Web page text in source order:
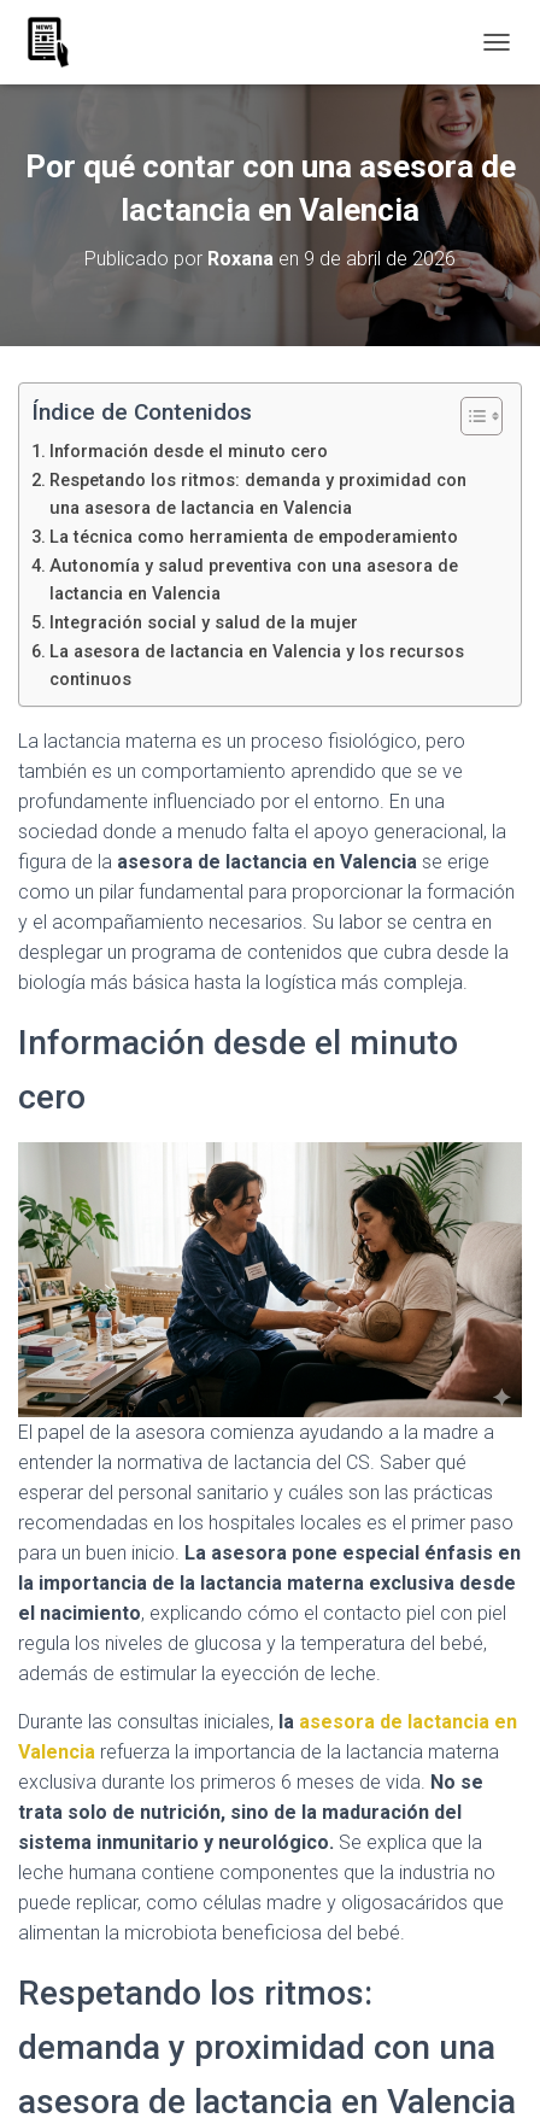
A
I
A
R
O
D
O
D
E
A
V
E
Por qué contar con una asesora de
lactancia en Valencia
Publicado por Roxana en 9 de abril de 2026
Índice de Contenidos
Información desde el minuto cero
Respetando los ritmos: demanda y proximidad con
una asesora de lactancia en Valencia
La técnica como herramienta de empoderamiento
Autonomía y salud preventiva con una asesora de
lactancia en Valencia
Integración social y salud de la mujer
La asesora de lactancia en Valencia y los recursos
continuos
La lactancia materna es un proceso fisiológico, pero
también es un comportamiento aprendido que se ve
profundamente influenciado por el entorno. En una
sociedad donde a menudo falta el apoyo generacional, la
figura de la asesora de lactancia en Valencia se erige
como un pilar fundamental para proporcionar la formación
y el acompañamiento necesarios. Su labor se centra en
desplegar un programa de contenidos que cubra desde la
biología más básica hasta la logística más compleja.
Información desde el minuto
cero
El papel de la asesora comienza ayudando a la madre a
entender la normativa de lactancia del CS. Saber qué
esperar del personal sanitario y cuáles son las prácticas
recomendadas en los hospitales locales es el primer paso
para un buen inicio. La asesora pone especial énfasis en
la importancia de la lactancia materna exclusiva desde
el nacimiento, explicando cómo el contacto piel con piel
regula los niveles de glucosa y la temperatura del bebé,
además de estimular la eyección de leche.
Durante las consultas iniciales, la asesora de lactancia en
Valencia refuerza la importancia de la lactancia materna
exclusiva durante los primeros 6 meses de vida. No se
trata solo de nutrición, sino de la maduración del
sistema inmunitario y neurológico. Se explica que la
leche humana contiene componentes que la industria no
puede replicar, como células madre y oligosacáridos que
alimentan la microbiota beneficiosa del bebé.
Respetando los ritmos:
demanda y proximidad con una
asesora de lactancia en Valencia